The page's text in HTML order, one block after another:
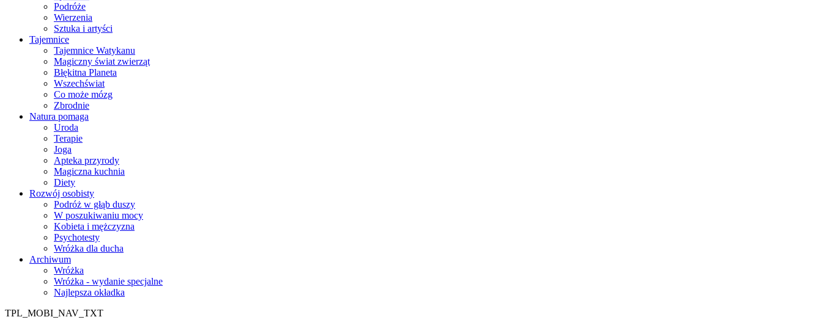
Podróże
Wierzenia
Sztuka i artyści
Tajemnice
Tajemnice Watykanu
Magiczny świat zwierząt
Błękitna Planeta
Wszechświat
Co może mózg
Zbrodnie
Natura pomaga
Uroda
Terapie
Joga
Apteka przyrody
Magiczna kuchnia
Diety
Rozwój osobisty
Podróż w głąb duszy
W poszukiwaniu mocy
Kobieta i mężczyzna
Psychotesty
Wróżka dla ducha
Archiwum
Wróżka
Wróżka - wydanie specjalne
Najlepsza okładka
TPL_MOBI_NAV_TXT